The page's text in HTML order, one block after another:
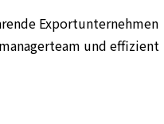
Exportunternehmen
und effizient